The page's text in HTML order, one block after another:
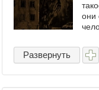
они
Развернуть